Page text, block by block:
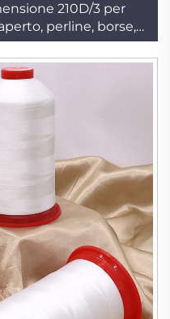
210D/3 per
perline, borse,